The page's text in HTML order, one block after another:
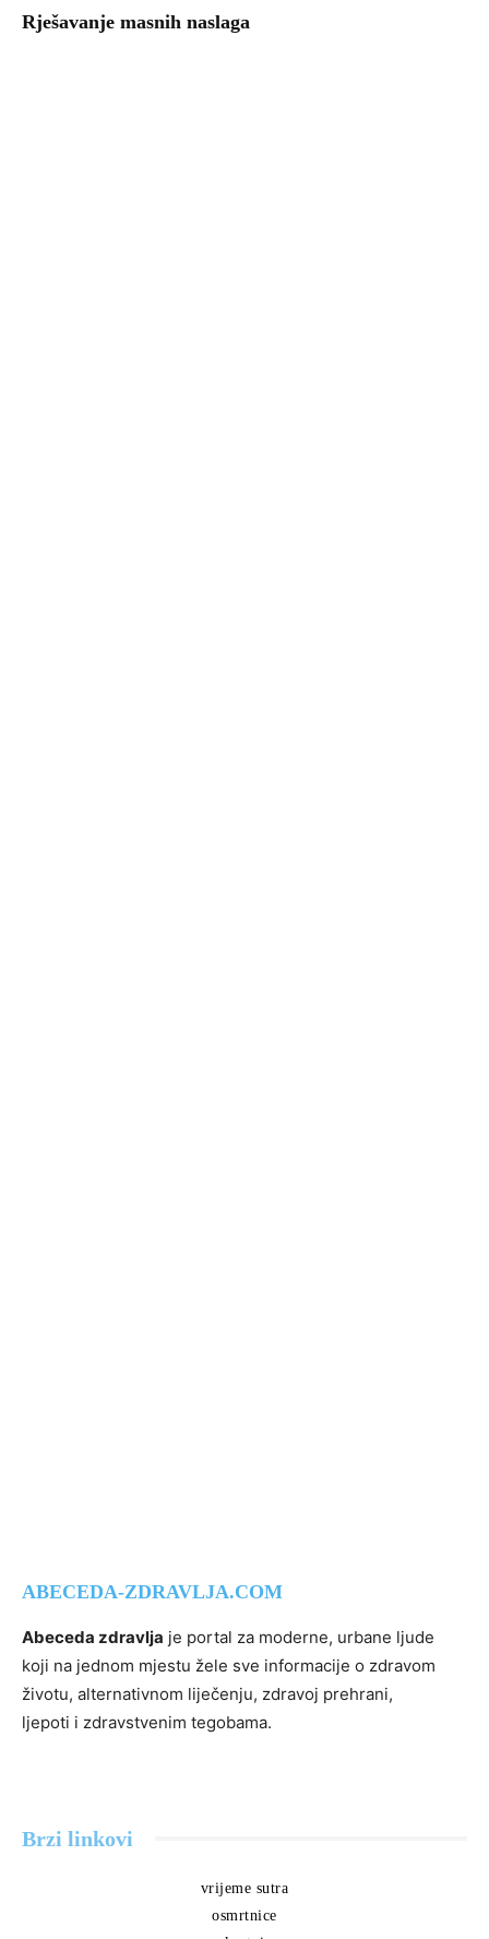
Rješavanje masnih naslaga
ABECEDA-ZDRAVLJA.COM
Abeceda zdravlja je portal za moderne, urbane ljude
koji na jednom mjestu žele sve informacije o zdravom
životu, alternativnom liječenju, zdravoj prehrani,
ljepoti i zdravstvenim tegobama.
Brzi linkovi
vrijeme sutra
osmrtnice